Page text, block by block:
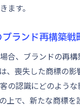
ます。
ランド再構築戦
合、ブランドの再
、喪失した商標の
の認識にどのよう
上で、新たな商標を